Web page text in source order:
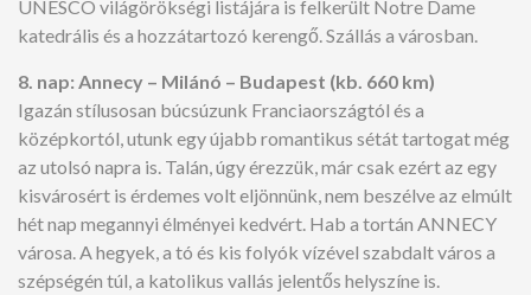
UNESCO világörökségi listájára is felkerült Notre Dame
katedrális és a hozzátartozó kerengő. Szállás a városban.
8. nap: Annecy – Milánó – Budapest (kb. 660 km)
Igazán stílusosan búcsúzunk Franciaországtól és a
középkortól, utunk egy újabb romantikus sétát tartogat még
az utolsó napra is. Talán, úgy érezzük, már csak ezért az egy
kisvárosért is érdemes volt eljönnünk, nem beszélve az elmúlt
hét nap megannyi élményei kedvért. Hab a tortán ANNECY
városa. A hegyek, a tó és kis folyók vízével szabdalt város a
szépségén túl, a katolikus vallás jelentős helyszíne is.